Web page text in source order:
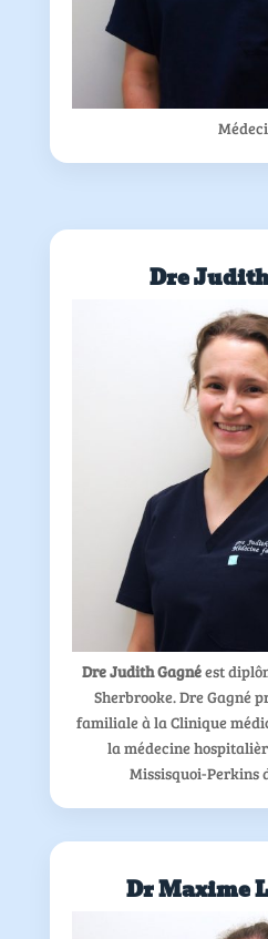
Dre
Dre Judith Gagnéest
Sherbrooke. Dre Gagné
familiale à la Clinique
la médecine
Missisquoi-Perkins
Dr Maxime